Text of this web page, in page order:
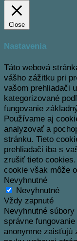
Close
Nastavenia
Táto webová
vášho zážitku pri
vašom prehliadači
kategorizované
fungovanie
Používame aj
analyzovať a
stránku. Tieto
prehliadači iba s
zrušiť tieto cookies.
cookie však môže
Nevyhnutné
Nevyhnutné
Vždy zapnuté
Nevyhnutné
správne
anonymne zaisťujú